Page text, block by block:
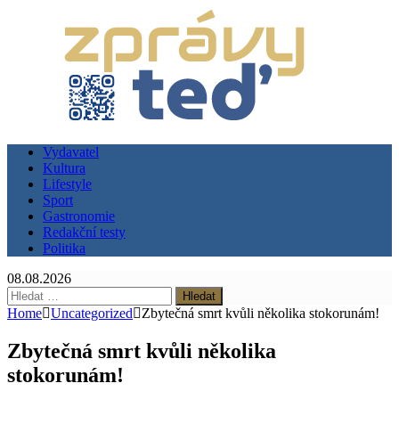
Vydavatel
Kultura
Lifestyle
Sport
Gastronomie
Redakční testy
Politika
08.08.2026
Vyhledávání
Home Uncategorized Zbytečná smrt kvůli několika stokorunám!
Zbytečná smrt kvůli několika
stokorunám!